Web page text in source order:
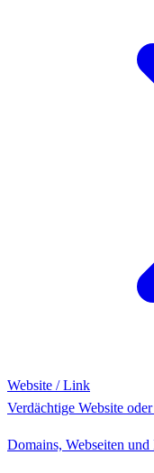
Website / Link
Verdächtige Website
Domains, Webseiten